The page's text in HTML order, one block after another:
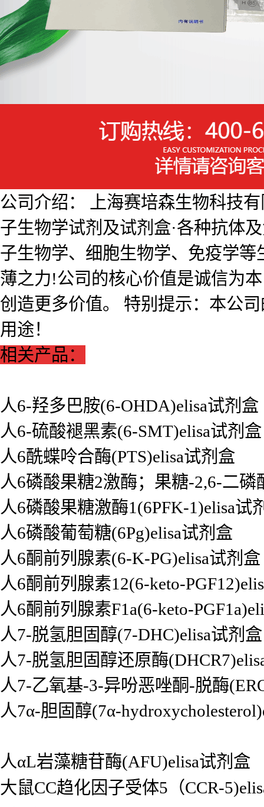
公司介绍： 上海赛培森生物科技有
子生物学试剂及试剂盒·各种抗体
子生物学、细胞生物学、免疫学
薄之力!公司的核心价值是诚信为
创造更多价值。 特别提示：本公
用途！
相关产品：
人6-羟多巴胺(6-OHDA)elisa试剂盒
人6-硫酸褪黑素(6-SMT)elisa试剂盒
人6酰蝶呤合酶(PTS)elisa试剂盒
人6磷酸果糖2激酶；果糖-2,6-二磷
人6磷酸果糖激酶1(6PFK-1)elisa试
人6磷酸葡萄糖(6Pg)elisa试剂盒
人6酮前列腺素(6-K-PG)elisa试剂盒
人6酮前列腺素12(6-keto-
人6酮前列腺素F1a(6-keto-
人7-脱氢胆固醇(7-DHC)elisa试剂盒
人7-脱氢胆固醇还原酶
人7-乙氧基-3-异吩恶唑酮-脱酶
人7α-胆固醇(7α-
人αL岩藻糖苷酶(AFU)elisa试剂盒
大鼠CC趋化因子受体5（CCR-